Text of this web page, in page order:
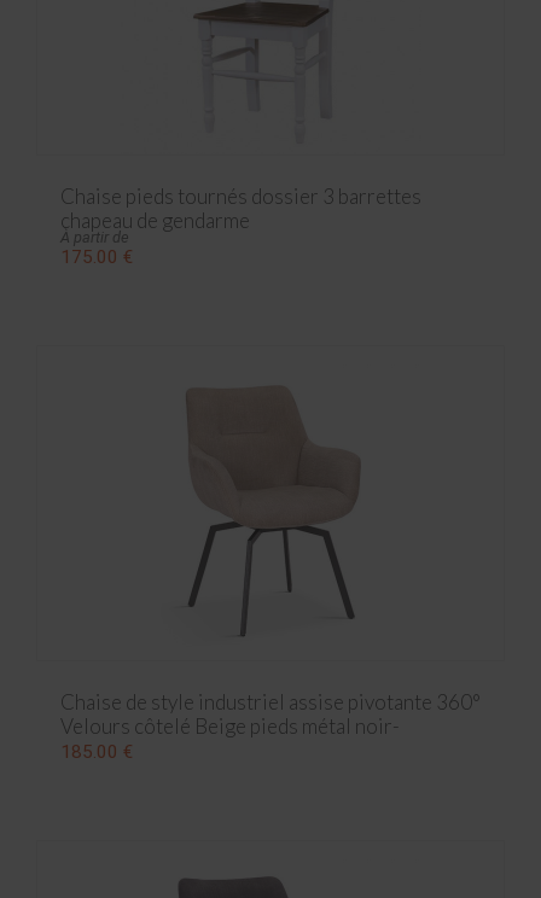
Chaise pieds tournés dossier 3 barrettes
chapeau de gendarme
À partir de
175.00 €
Chaise de style industriel assise pivotante 360°
Velours côtelé Beige pieds métal noir-
63x63x84 cm
185.00 €